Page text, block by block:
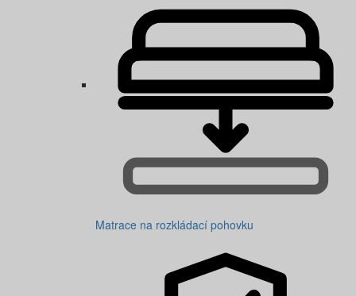
Matrace na rozkládací pohovku